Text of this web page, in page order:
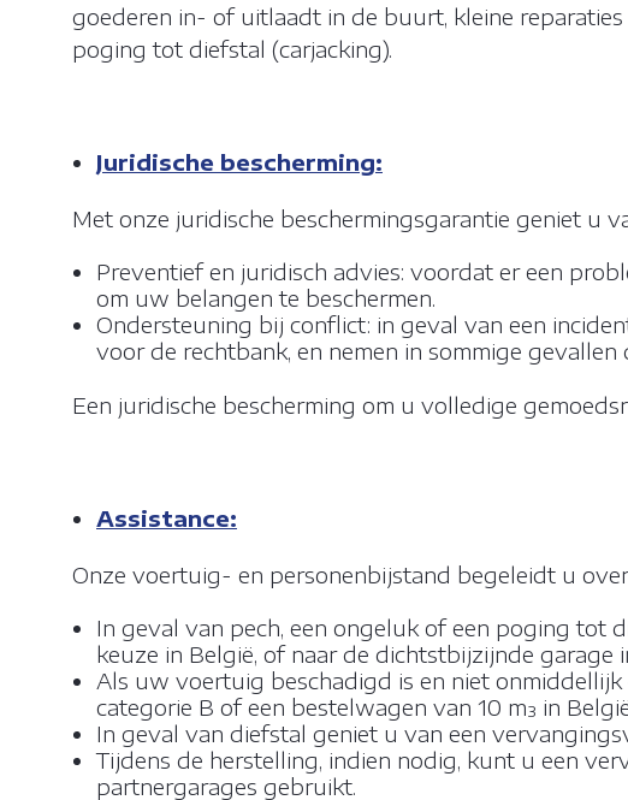
goederen in- of uitlaadt in de buurt, kleine
poging tot diefstal (carjacking).
Juridische bescherming:
Met onze juridische beschermingsgarantie geniet u
Preventief en juridisch advies: voordat er een
om uw belangen te beschermen.
Ondersteuning bij conflict: in geval van een
voor de rechtbank, en nemen in sommige
Een juridische bescherming om u volledige
Assistance:
Onze voertuig- en personenbijstand begeleidt u
In geval van pech, een ongeluk of een poging tot
keuze in België, of naar de dichtstbijzijnde garage
Als uw voertuig beschadigd is en niet
categorie B of een bestelwagen van 10 m³ in
In geval van diefstal geniet u van een
Tijdens de herstelling, indien nodig, kunt u een
partnergarages gebruikt.